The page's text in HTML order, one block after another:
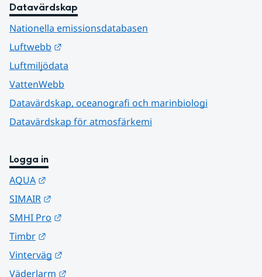
Datavärdskap
Nationella emissionsdatabasen
Luftwebb
Luftmiljödata
VattenWebb
Datavärdskap, oceanografi och marinbiologi
Datavärdskap för atmosfärkemi
Logga in
AQUA
SIMAIR
SMHI Pro
Timbr
Vinterväg
Väderlarm